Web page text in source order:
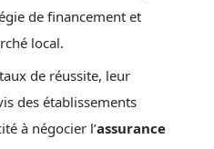
de financement et
local.
de réussite, leur
des établissements
à négocier l’assurance